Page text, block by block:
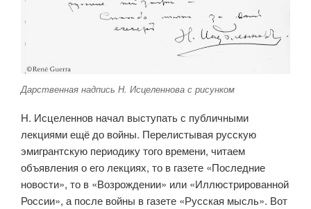
Дарственная надпись Н. Исцеленнова с рисунком
Н. Исцеленнов начал выступать с публичными
лекциями ещё до войны. Перелистывая русскую
эмигрантскую периодику того вре­мени, читаем
объявления о его лекциях, то в газете «Последние
новости», то в «Возрождении» или «Иллюстрированной
России», а после войны в газете «Русская мысль». Вот